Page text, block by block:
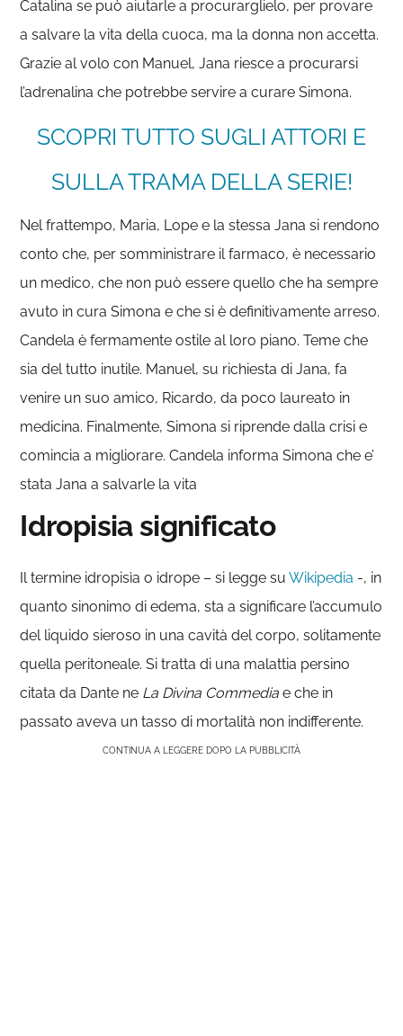
Catalina se può aiutarle a procurarglielo, per provare
a salvare la vita della cuoca, ma la donna non accetta.
Grazie al volo con Manuel, Jana riesce a procurarsi
l’adrenalina che potrebbe servire a curare Simona.
SCOPRI TUTTO SUGLI ATTORI E
SULLA TRAMA DELLA SERIE!
Nel frattempo, Maria, Lope e la stessa Jana si rendono
conto che, per somministrare il farmaco, è necessario
un medico, che non può essere quello che ha sempre
avuto in cura Simona e che si è definitivamente arreso.
Candela è fermamente ostile al loro piano. Teme che
sia del tutto inutile. Manuel, su richiesta di Jana, fa
venire un suo amico, Ricardo, da poco laureato in
medicina. Finalmente, Simona si riprende dalla crisi e
comincia a migliorare. Candela informa Simona che e’
stata Jana a salvarle la vita
Idropisia significato
Il termine idropisìa o idrope – si legge suWikipedia -, in
quanto sinonimo di edema, sta a significare l’accumulo
del liquido sieroso in una cavità del corpo, solitamente
quella peritoneale. Si tratta di una malattia persino
citata da Dante ne La Divina Commedia e che in
passato aveva un tasso di mortalità non indifferente.
CONTINUA A LEGGERE DOPO LA PUBBLICITÀ